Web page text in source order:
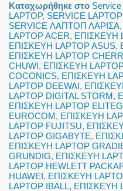
Καταχωρήθηκε στο
LAPTOP, SERVICE
SERVICE ΛΑΠΤΟΠ ΛΑΡΙΣΑ,
LAPTOP ACER, ΕΠΙΣΚΕΥΗ
ΕΠΙΣΚΕΥΗ LAPTOP ASUS,
ΕΠΙΣΚΕΥΗ LAPTOP
CHUWI, ΕΠΙΣΚΕΥΗ
COCONICS, ΕΠΙΣΚΕΥΗ
LAPTOP DEEWAI,
LAPTOP DIGITAL STORM,
ΕΠΙΣΚΕΥΗ LAPTOP
EUROCOM, ΕΠΙΣΚΕΥΗ
LAPTOP FUJITSU,
LAPTOP GIGABYTE,
ΕΠΙΣΚΕΥΗ LAPTOP
GRUNDIG, ΕΠΙΣΚΕΥΗ
LAPTOP HEWLETT
HUAWEI, ΕΠΙΣΚΕΥΗ
LAPTOP IBALL, ΕΠΙΣΚΕΥΗ